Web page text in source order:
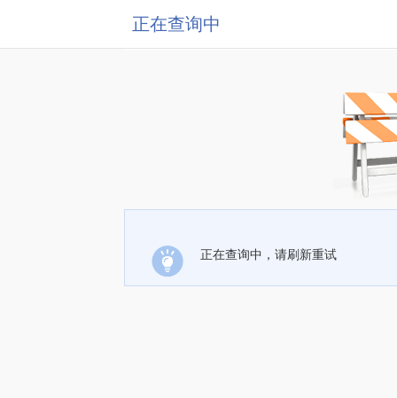
正在查询中
正在查询中，请刷新重试